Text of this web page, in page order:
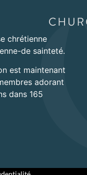
chrétienne
de sainteté.
est maintenant
adorant
dans 165